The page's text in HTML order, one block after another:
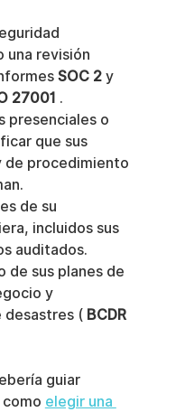
una revisión
SOC 2 y
27001 .
presenciales o
que sus
de procedimiento
de su
incluidos sus
auditados.
de sus planes de
y
desastres ( BCDR
guiar
elegir una